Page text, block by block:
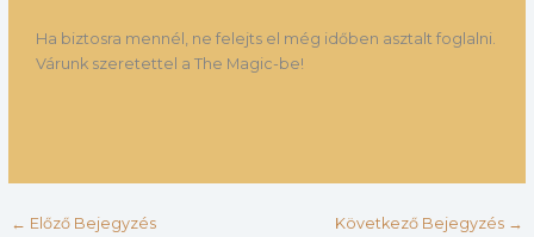
Ha biztosra mennél, ne felejts el még időben asztalt foglalni.
Várunk szeretettel a The Magic-be!
← Előző Bejegyzés Következő Bejegyzés →